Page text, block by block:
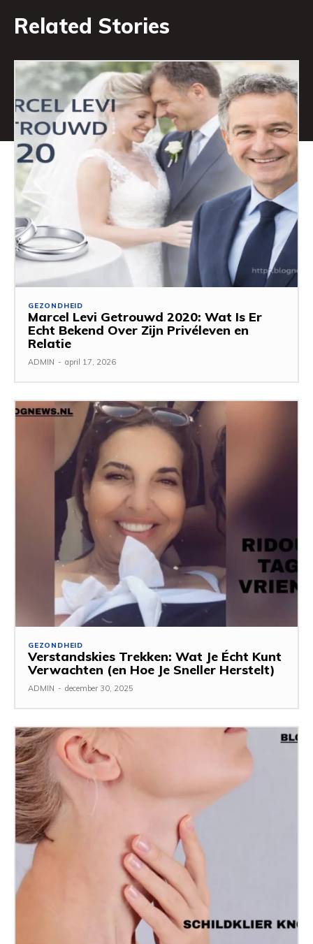
Related Stories
GEZONDHEID
Marcel Levi Getrouwd 2020: Wat Is Er
Echt Bekend Over Zijn Privéleven en
Relatie
ADMIN - april 17, 2026
GEZONDHEID
Verstandskies Trekken: Wat Je Écht Kunt
Verwachten (en Hoe Je Sneller Herstelt)
ADMIN - december 30, 2025